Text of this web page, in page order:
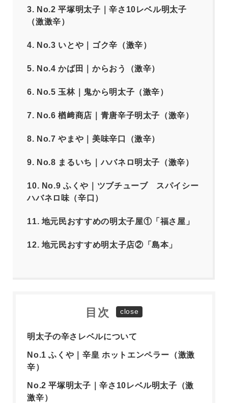
3. No.2 平塚明太子｜辛さ10レベル明太子
（激激辛）
4. No.3 いとや｜ゴク辛（激辛）
5. No.4 かば田｜からおう（激辛）
6. No.5 玉林｜鬼から明太子（激辛）
7. No.6 楢﨑商店｜青唐辛子明太子（激辛）
8. No.7 やまや｜美味辛口（激辛）
9. No.8 まるいち｜ハバネロ明太子（激辛）
10. No.9 ふくや｜ツブチューブ スパイシー
ハバネロ味（辛口）
11. 地元民おすすめの明太子屋①「福さ屋」
12. 地元民おすすめ明太子店②「島本」
目次
明太子の辛さレベルについて
No.1 ふくや｜辛皇 ホットエンペラー（激激
辛）
No.2 平塚明太子｜辛さ10レベル明太子（激
激辛）